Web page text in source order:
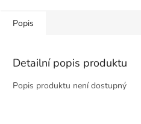
Popis
Detailní popis produktu
Popis produktu není dostupný